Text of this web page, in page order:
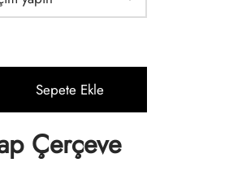
1.250,00 ₺
Sepete Ekle
Çerçeve